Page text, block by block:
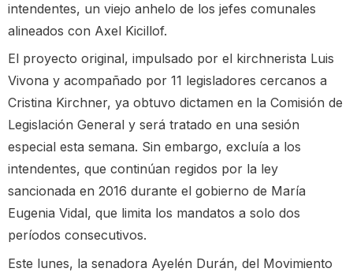
intendentes, un viejo anhelo de los jefes comunales
alineados con Axel Kicillof.
El proyecto original, impulsado por el kirchnerista Luis
Vivona y acompañado por 11 legisladores cercanos a
Cristina Kirchner, ya obtuvo dictamen en la Comisión de
Legislación General y será tratado en una sesión
especial esta semana. Sin embargo, excluía a los
intendentes, que continúan regidos por la ley
sancionada en 2016 durante el gobierno de María
Eugenia Vidal, que limita los mandatos a solo dos
períodos consecutivos.
Este lunes, la senadora Ayelén Durán, del Movimiento